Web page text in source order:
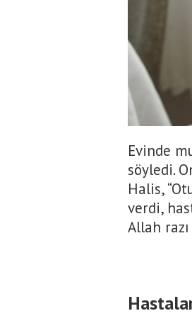
Evinde
söyledi.
Halis,
verdi,
Allah